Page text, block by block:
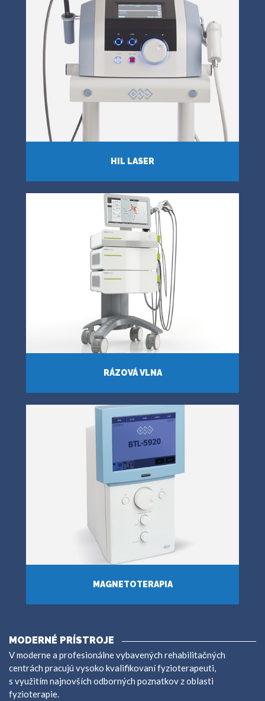
HIL LASER
RÁZOVÁ VLNA
MAGNETOTERAPIA
MODERNÉ PRÍSTROJE
V moderne a profesionálne vybavených rehabilitačných
centrách pracujú vysoko kvalifikovaní fyzioterapeuti,
s využitím najnovších odborných poznatkov z oblasti
fyzioterapie.